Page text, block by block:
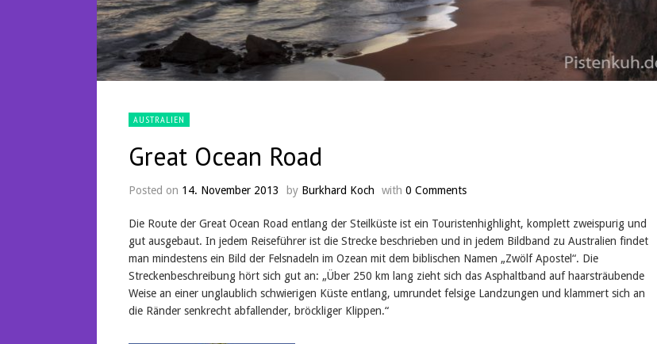
AUSTRALIEN
Great Ocean Road
Posted on 14. November 2013 by Burkhard Koch with 0 Comments
Die Route der Great Ocean Road entlang der Steilküste ist ein Touristenhighlight, komplett zweispurig und
gut ausgebaut. In jedem Reiseführer ist die Strecke beschrieben und in jedem Bildband zu Australien findet
man mindestens ein Bild der Felsnadeln im Ozean mit dem biblischen Namen „Zwölf Apostel“. Die
Streckenbeschreibung hört sich gut an: „Über 250 km lang zieht sich das Asphaltband auf haarsträubende
Weise an einer unglaublich schwierigen Küste entlang, umrundet felsige Landzungen und klammert sich an
die Ränder senkrecht abfallender, bröckliger Klippen.“